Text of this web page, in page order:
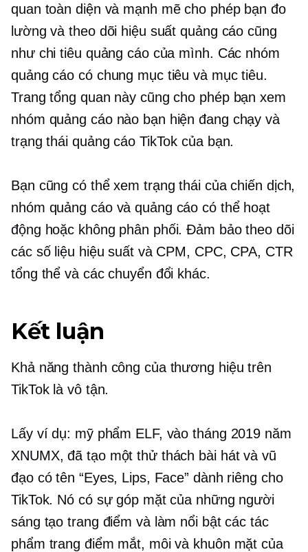
quan toàn diện và mạnh mẽ cho phép bạn đo
lường và theo dõi hiệu suất quảng cáo cũng
như chi tiêu quảng cáo của mình. Các nhóm
quảng cáo có chung mục tiêu và mục tiêu.
Trang tổng quan này cũng cho phép bạn xem
nhóm quảng cáo nào bạn hiện đang chạy và
trạng thái quảng cáo TikTok của bạn.
Bạn cũng có thể xem trạng thái của chiến dịch,
nhóm quảng cáo và quảng cáo có thể hoạt
động hoặc không phân phối. Đảm bảo theo dõi
các số liệu hiệu suất và CPM, CPC, CPA, CTR
tổng thể và các chuyển đổi khác.
Kết luận
Khả năng thành công của thương hiệu trên
TikTok là vô tận.
Lấy ví dụ: mỹ phẩm ELF, vào tháng 2019 năm
XNUMX, đã tạo một thử thách bài hát và vũ
đạo có tên “Eyes, Lips, Face” dành riêng cho
TikTok. Nó có sự góp mặt của những người
sáng tạo trang điểm và làm nổi bật các tác
phẩm trang điểm mắt, môi và khuôn mặt của